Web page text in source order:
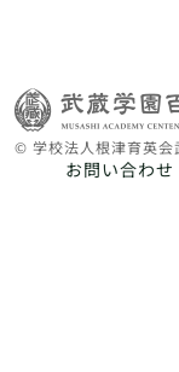
© 学校法人根津育英会
お問い合わせ